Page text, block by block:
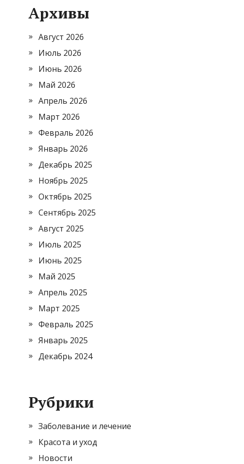
Архивы
Август 2026
Июль 2026
Июнь 2026
Май 2026
Апрель 2026
Март 2026
Февраль 2026
Январь 2026
Декабрь 2025
Ноябрь 2025
Октябрь 2025
Сентябрь 2025
Август 2025
Июль 2025
Июнь 2025
Май 2025
Апрель 2025
Март 2025
Февраль 2025
Январь 2025
Декабрь 2024
Рубрики
Заболевание и лечение
Красота и уход
Новости